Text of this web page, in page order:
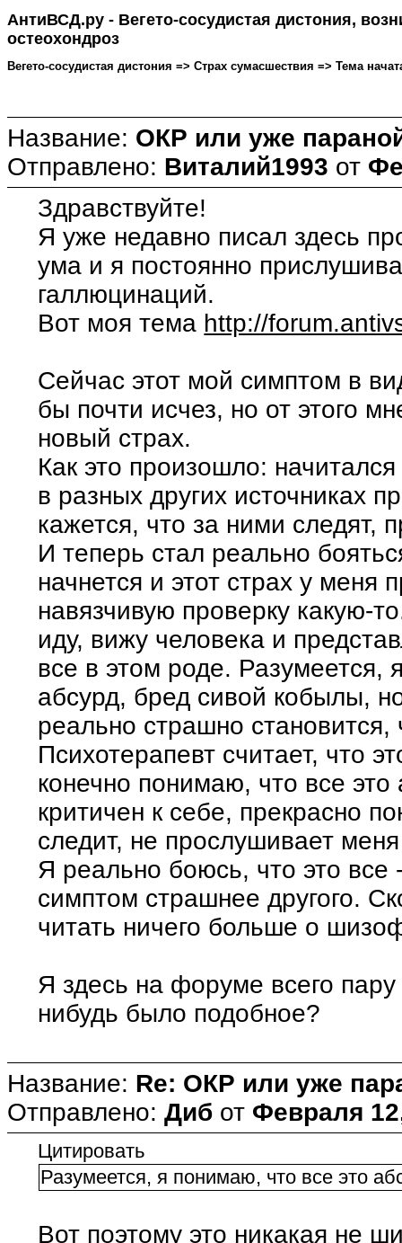
АнтиВСД.ру - Вегето-сосудистая дистония,
остеохондроз
Вегето-сосудистая дистония => Страх сумасшествия => Тема
Название: ОКР или уже
Отправлено: Виталий1993 от
Здравствуйте!
Я уже недавно писал здесь
ума и я постоянно
галлюцинаций.
Вот моя тема http://
Сейчас этот мой симптом в
бы почти исчез, но от этого
новый страх.
Как это произошло:
в разных других источниках
кажется, что за ними следят,
И теперь стал реально
начнется и этот страх у меня
навязчивую проверку какую-
иду, вижу человека и
все в этом роде. Разумеется,
абсурд, бред сивой кобылы,
реально страшно
Психотерапевт считает, что
конечно понимаю, что все
критичен к себе, прекрасно
следит, не прослушивает
Я реально боюсь, что это
симптом страшнее другого.
читать ничего больше о
Я здесь на форуме всего
нибудь было подобное?
Название: Re: ОКР или уже
Отправлено: Диб от Февраля
Цитировать
Разумеется, я понимаю, что все это
Вот поэтому это никакая не